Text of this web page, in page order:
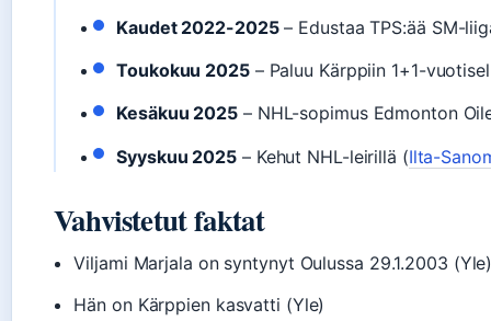
Kaudet 2022-2025– Edustaa TPS:ää SM-
Toukokuu 2025– Paluu Kärppiin 1+1-
Kesäkuu 2025 – NHL-sopimus Edmonton
Syyskuu 2025 – Kehut NHL-leirillä (Ilta-
Vahvistetut faktat
Viljami Marjala on syntynyt Oulussa 29.1.2003
Hän on Kärppien kasvatti (Yle)